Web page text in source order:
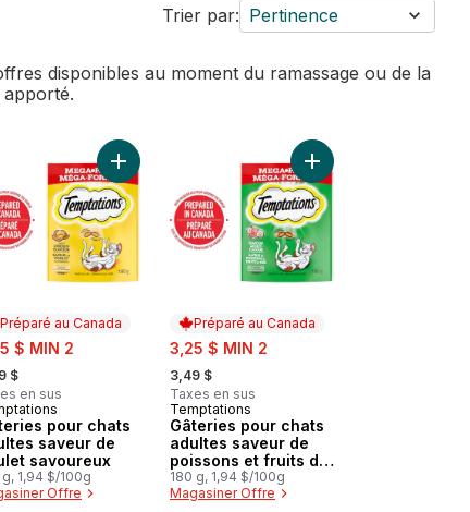
Trier par: Pertinence
disponibles au moment du ramassage ou de la
vendeurs, gâteries pour chats au panier
emballage assorti favoris aux fruits de mer, gâteries pour
pour chats Mélimélo arômes de poulet, d'herbe à chat et
Préparé au Canada
$ MIN 2
$
en sus
au Canada
pour chats
saveur de
savoureux
g, 1,94 $/100g
Offre
Ajouter Gâteries pour chats adultes saveur de
Préparé au Canada
sale:
3,25 $ MIN 2
, formerly:
3,49 $
Taxes en sus
Préparé au Canada
Temptations
Gâteries pour chats
adultes saveur de
poissons et fruits de
mer
180 g, 1,94 $/100g
Magasiner Offre
Ajouter Gâteries